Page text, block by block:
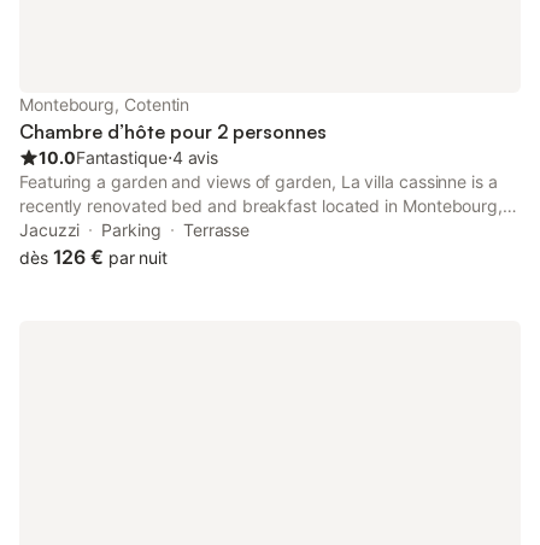
Montebourg, Cotentin
Chambre d’hôte pour 2 personnes
10.0Fantastique⋅4 avis
Featuring a garden and views of garden, La villa cassinne is a
recently renovated bed and breakfast located in Montebourg,
20 km from Tatihou Fort. With inner courtyard views, this
accommodation provides a balcony.
Jacuzzi Parking
Terrasse
dès 126 € par nuit